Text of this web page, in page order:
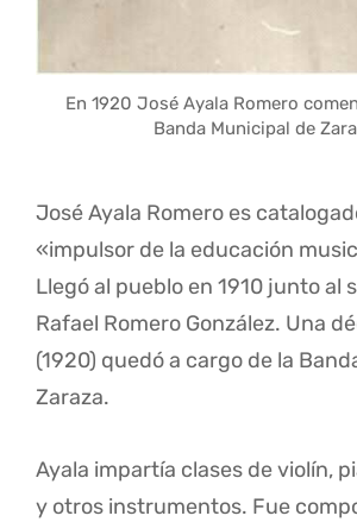
En 1920 José Ayala Romero
Banda Municipal de
José Ayala Romero es
«impulsor de la educación
Llegó al pueblo en 1910 junto al
Rafael Romero González. Una
(1920) quedó a cargo de la
Zaraza.
Ayala impartía clases de violín,
y otros instrumentos. Fue